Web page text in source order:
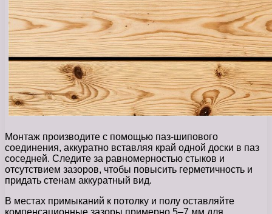
Монтаж производите с помощью паз-шипового
соединения, аккуратно вставляя край одной доски в паз
соседней. Следите за равномерностью стыков и
отсутствием зазоров, чтобы повысить герметичность и
придать стенам аккуратный вид.
В местах примыканий к потолку и полу оставляйте
компенсационные зазоры примерно 5–7 мм для